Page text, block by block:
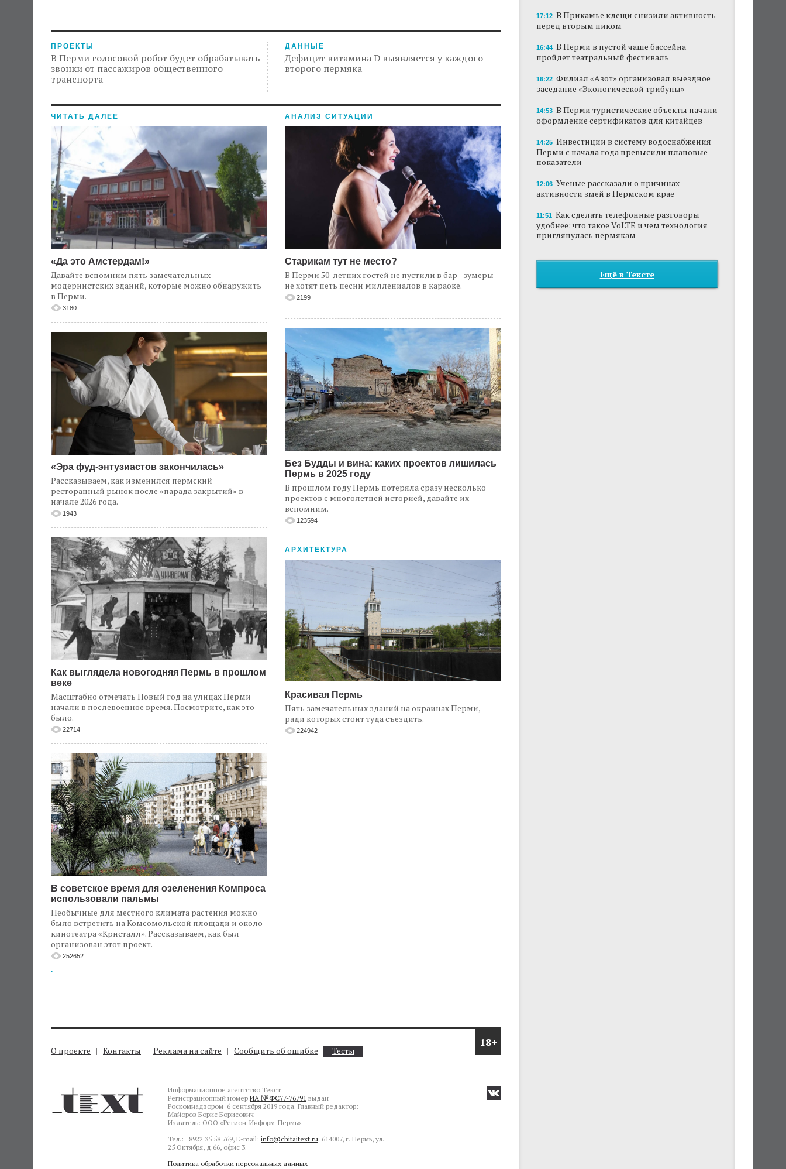
ПРОЕКТЫ
В Перми голосовой робот будет обрабатывать
звонки от пассажиров общественного
транспорта
ДАННЫЕ
Дефицит витамина D выявляется у каждого
второго пермяка
ЧИТАТЬ ДАЛЕЕ
«Да это Амстердам!»
Давайте вспомним пять замечательных
модернистских зданий, которые можно обнаружить
в Перми.
3180
«Эра фуд-энтузиастов закончилась»
Рассказываем, как изменился пермский
ресторанный рынок после «парада закрытий» в
начале 2026 года.
1943
Как выглядела новогодняя Пермь в прошлом
веке
Масштабно отмечать Новый год на улицах Перми
начали в послевоенное время. Посмотрите, как это
было.
22714
В советское время для озеленения Компроса
использовали пальмы
Необычные для местного климата растения можно
было встретить на Комсомольской площади и около
кинотеатра «Кристалл». Рассказываем, как был
организован этот проект.
252652
.
АНАЛИЗ СИТУАЦИИ
Старикам тут не место?
В Перми 50-летних гостей не пустили в бар - зумеры
не хотят петь песни миллениалов в караоке.
2199
Без Будды и вина: каких проектов лишилась
Пермь в 2025 году
В прошлом году Пермь потеряла сразу несколько
проектов с многолетней историей, давайте их
вспомним.
123594
АРХИТЕКТУРА
Красивая Пермь
Пять замечательных зданий на окраинах Перми,
ради которых стоит туда съездить.
224942
18+
О проекте Контакты Реклама на сайте Сообщить об ошибке Тесты
Информационное агентство Текст
Регистрационный номер ИА №ФС77-76791 выдан
Роскомнадзором 6 сентября 2019 года. Главный редактор:
Майоров Борис Борисович
Издатель: ООО «Регион-Информ-Пермь».
Тел.: 8922 35 58 769, E-mail: info@chitaitext.ru. 614007, г. Пермь, ул.
25 Октября, д.66, офис 3.
Политика обработки персональных данных
17:12 В Прикамье клещи снизили активность
перед вторым пиком
16:44 В Перми в пустой чаше бассейна
пройдет театральный фестиваль
16:22 Филиал «Азот» организовал выездное
заседание «Экологической трибуны»
14:53 В Перми туристические объекты начали
оформление сертификатов для китайцев
14:25 Инвестиции в систему водоснабжения
Перми с начала года превысили плановые
показатели
12:06 Ученые рассказали о причинах
активности змей в Пермском крае
11:51 Как сделать телефонные разговоры
удобнее: что такое VoLTE и чем технология
приглянулась пермякам
Ещё в Тексте